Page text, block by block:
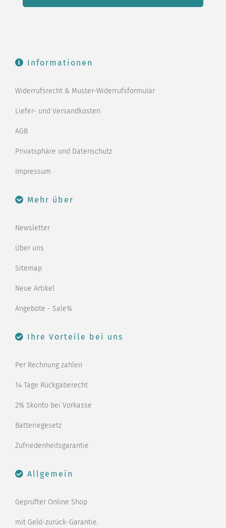
Informationen
Widerrufsrecht & Muster-Widerrufsformular
Liefer- und Versandkosten
AGB
Privatsphäre und Datenschutz
Impressum
Mehr über
Newsletter
Über uns
Sitemap
Neue Artikel
Angebote - Sale%
Ihre Vorteile bei uns
Per Rechnung zahlen
14 Tage Rückgaberecht
2% Skonto bei Vorkasse
Batteriegesetz
Zufriedenheitsgarantie
Allgemein
Geprüfter Online Shop
mit Geld-zurück-Garantie.